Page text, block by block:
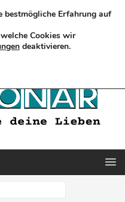
bestmögliche Erfahrung auf
Cookies wir
deaktivieren.